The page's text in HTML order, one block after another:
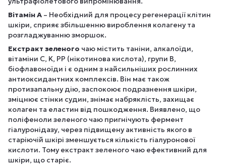
Вітамін А – Необхідний для процесу регенерації клітин
шкіри, сприяє збільшенню вироблення колагену та
розгладжуванню зморшок.
Екстракт зеленого чаю містить таніни, алкалоїди,
вітаміни C, K, PP (нікотинова кислота), групи B,
біофлавоноїди і є одним з найсильніших рослинних
антиоксидантних комплексів. Він має також
протизапальну дію, заспокоює подразнення шкіри,
зміцнює стінки судин, знімає набряклість, захищає
колаген та еластин від пошкодження. Виявлено, що
поліфеноли зеленого чаю пригнічують фермент
гіалуронідазу, через підвищену активність якого в
старіючій шкірі зменшується кількість гіалуронової
кислоти. Тому екстракт зеленого чаю ефективний для
шкіри, що старіє.